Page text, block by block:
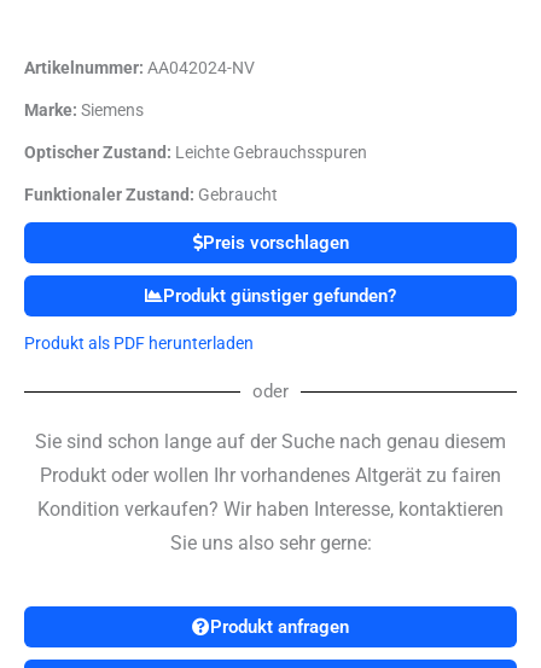
Artikelnummer: AA042024-NV
Marke: Siemens
Optischer Zustand: Leichte Gebrauchsspuren
Funktionaler Zustand: Gebraucht
Preis vorschlagen
Produkt günstiger gefunden?
Produkt als PDF herunterladen
oder
Sie sind schon lange auf der Suche nach genau diesem
Produkt oder wollen Ihr vorhandenes Altgerät zu fairen
Kondition verkaufen? Wir haben Interesse, kontaktieren
Sie uns also sehr gerne:
Produkt anfragen